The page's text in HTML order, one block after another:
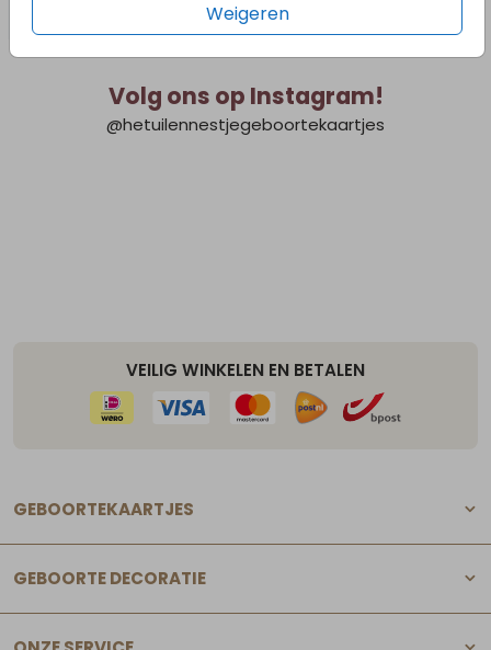
Weigeren
Volg ons op Instagram!
@hetuilennestjegeboortekaartjes
VEILIG WINKELEN EN BETALEN
GEBOORTEKAARTJES
GEBOORTE DECORATIE